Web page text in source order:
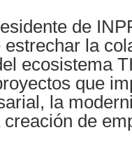
de
la
ecosistema
que
la
de